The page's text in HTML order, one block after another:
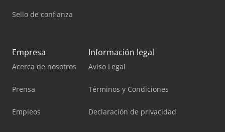
Sello de confianza
Empresa
Acerca de nosotros
Prensa
Empleos
Información legal
Aviso Legal
Términos y Condiciones
Declaración de privacidad